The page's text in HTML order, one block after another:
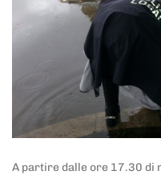
A partire dalle ore 17.30 di